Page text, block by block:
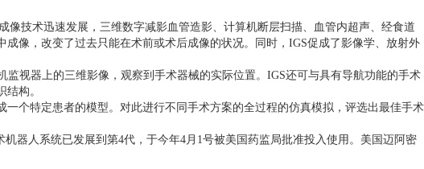
像技术迅速发展，三维数字减影血管造影、计算机断层扫描、血管内超声、经食道
像，改变了过去只能在术前或术后成像的状况。同时，IGS促成了影像学、放射外
视器上的三维影像，观察到手术器械的实际位置。IGS还可与具有导航功能的手术
构。
个特定患者的模型。对此进行不同手术方案的全过程的仿真模拟，评选出最佳手术
器人系统已发展到第4代，于今年4月1号被美国药监局批准投入使用。美国迈阿密